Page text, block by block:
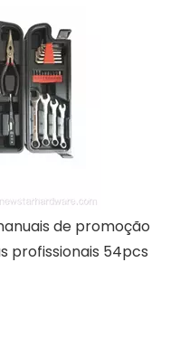
de promoção
profissionais 54pcs